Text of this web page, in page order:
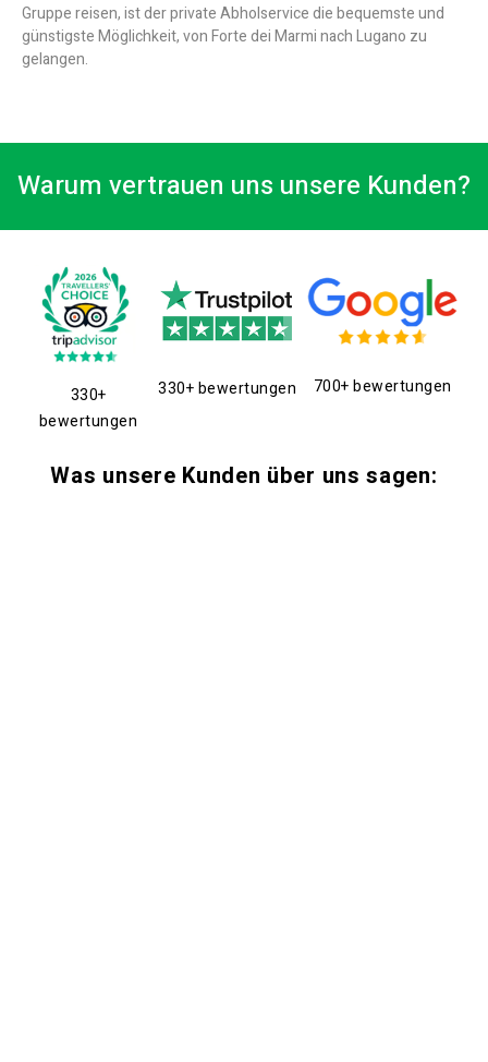
Gruppe reisen, ist der private Abholservice die bequemste und
günstigste Möglichkeit, von Forte dei Marmi nach Lugano zu
gelangen.
Warum vertrauen uns unsere Kunden?
330+
bewertungen
330+ bewertungen 700+ bewertungen
Was unsere Kunden über uns sagen: